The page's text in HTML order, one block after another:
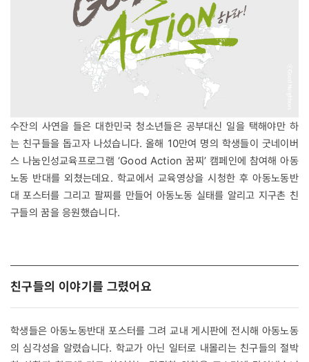
수잔의 사연을 들은 대한민국 청소년들은 공부대신 일을 택해야만 하
는 친구들을 돕고자 나섰습니다. 올해 10만여 명의 학생들이 굿네이버
스 나눔인성교육프로그램 ‘Good Action 꿈찌’ 캠페인에 참여해 아동
노동 반대를 외쳤는데요. 학교에서 교육영상을 시청한 후 아동노동반
대 포스터를 그리고 팔찌를 만들어 아동노동 실태를 알리고 지구촌 친
구들의 꿈을 응원했습니다.
친구들의 이야기를 그렸어요
학생들은 아동노동반대 포스터를 그려 교내 게시판에 전시해 아동노동
의 심각성을 알렸습니다. 학교가 아닌 일터로 내몰리는 친구들의 절박